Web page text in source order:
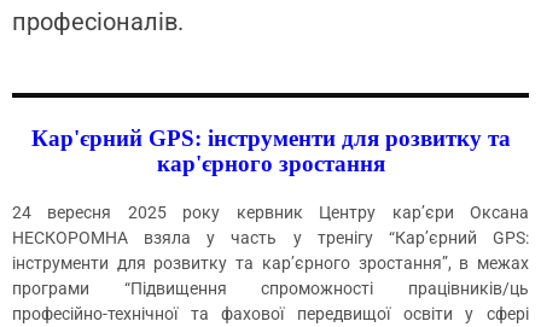
професіоналів.
Кар'єрний GPS: інструменти для розвитку та
кар'єрного зростання
24 вересня 2025 року кервник Центру кар’єри Оксана
НЕСКОРОМНА взяла у часть у тренігу “Кар’єрний GPS:
інструменти для розвитку та кар’єрного зростання”, в межах
програми “Підвищення спроможності працівників/ць
професійно-технічної та фахової передвищої освіти у сфері